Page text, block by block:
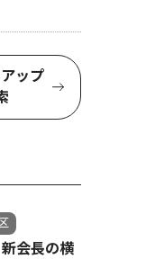
ナ
へ
顔 横浜
ップ
会長の横